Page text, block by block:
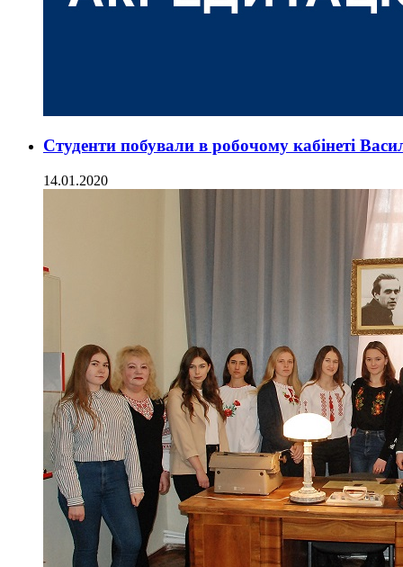
Студенти побували в робочому кабінеті
14.01.2020